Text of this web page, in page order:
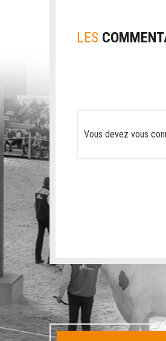
LES
Vous devez vous